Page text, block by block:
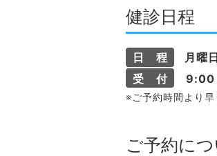
健診日程
日 程
月曜
受 付
9:00
※ご予約時間より早
ご予約に